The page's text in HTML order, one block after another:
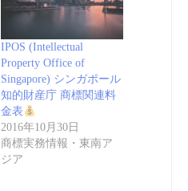
IPOS (Intellectual
Property Office of
Singapore) シンガポール
知的財産庁 商標関連料
金表
2016年10月30日
商標実務情報・東南ア
ジア